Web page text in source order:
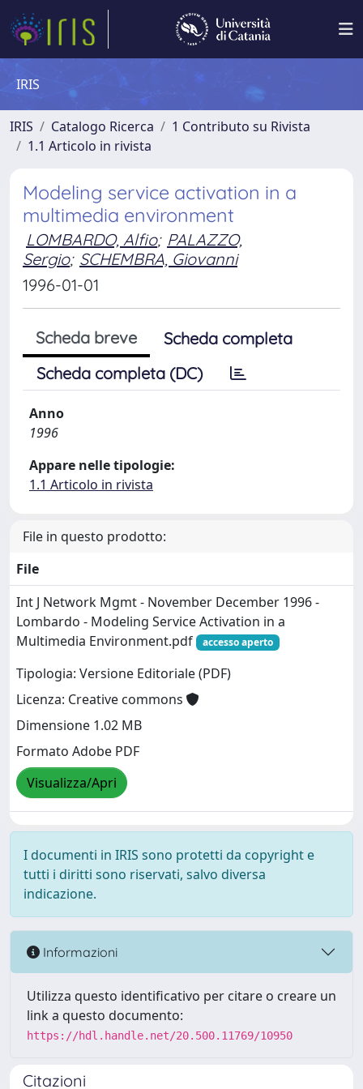
IRIS
IRIS Catalogo Ricerca
1 Contributo su Rivista
1.1 Articolo in rivista
Modeling service activation in a
multimedia environment
LOMBARDO, Alfio; PALAZZO,
Sergio; SCHEMBRA, Giovanni
1996-01-01
Scheda breve
Scheda completa
Scheda completa (DC)
Anno
1996
Appare nelle tipologie:
1.1 Articolo in rivista
File in questo prodotto:
File
Int J Network Mgmt - November December 1996 -
Lombardo - Modeling Service Activation in a
Multimedia Environment.pdf
accesso aperto
Tipologia: Versione Editoriale (PDF)
Licenza: Creative commons
Dimensione 1.02 MB
Formato Adobe PDF
Visualizza/Apri
I documenti in IRIS sono protetti da copyright e
tutti i diritti sono riservati, salvo diversa
indicazione.
Informazioni
Utilizza questo identificativo per citare o creare un
link a questo documento:
https://hdl.handle.net/20.500.11769/10950
Citazioni